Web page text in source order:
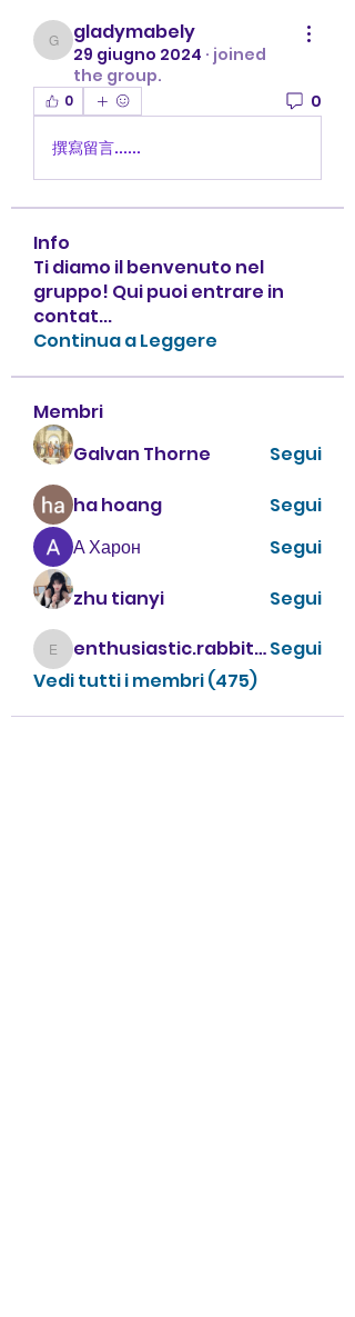
gladymabely
gladymabely
29 giugno 2024 · joined
the group.
0 0
撰寫留言......
Info
Ti diamo il benvenuto nel
gruppo! Qui puoi entrare in
contat...
Continua a Leggere
Membri
Galvan Thorne
Segui
ha hoang
Segui
А Харон
Segui
zhu tianyi
Segui
enthusiastic.rabbit.uhur enthusiastic.rabbit.uhurSegui
Vedi tutti i membri (475)